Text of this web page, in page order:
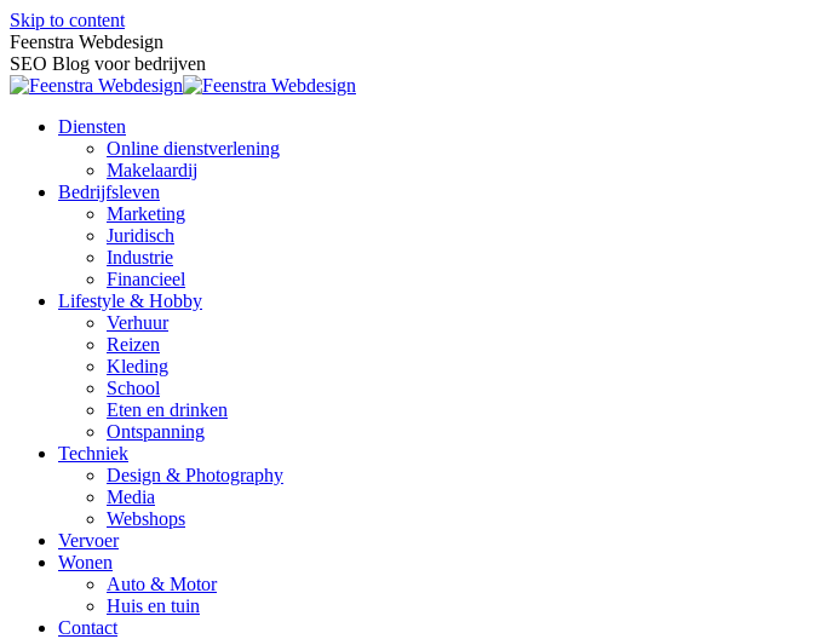
Skip to content
Feenstra Webdesign
SEO Blog voor bedrijven
Diensten
Online dienstverlening
Makelaardij
Bedrijfsleven
Marketing
Juridisch
Industrie
Financieel
Lifestyle & Hobby
Verhuur
Reizen
Kleding
School
Eten en drinken
Ontspanning
Techniek
Design & Photography
Media
Webshops
Vervoer
Wonen
Auto & Motor
Huis en tuin
Contact